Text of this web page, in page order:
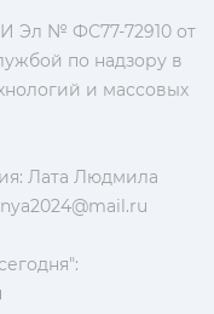
Эл № ФС77-72910 от
по надзору в
и массовых
Лата Людмила